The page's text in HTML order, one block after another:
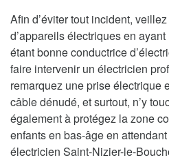
Afin d’éviter tout incident,
d’appareils électriques en
étant bonne conductrice
faire intervenir un électricien
remarquez une prise électrique
câble dénudé, et surtout, n’y
également à protégez la zone
enfants en bas-âge en
électricien Saint-Nizier-le-